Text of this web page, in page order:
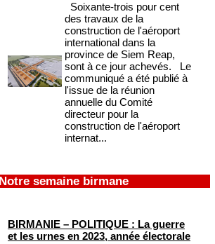
Soixante-trois pour cent
des travaux de la
construction de l'aéroport
international dans la
province de Siem Reap,
sont à ce jour achevés. Le
communiqué a été publié à
l'issue de la réunion
annuelle du Comité
directeur pour la
construction de l'aéroport
internat...
Notre semaine birmane
BIRMANIE – POLITIQUE : La guerre
et les urnes en 2023, année électorale